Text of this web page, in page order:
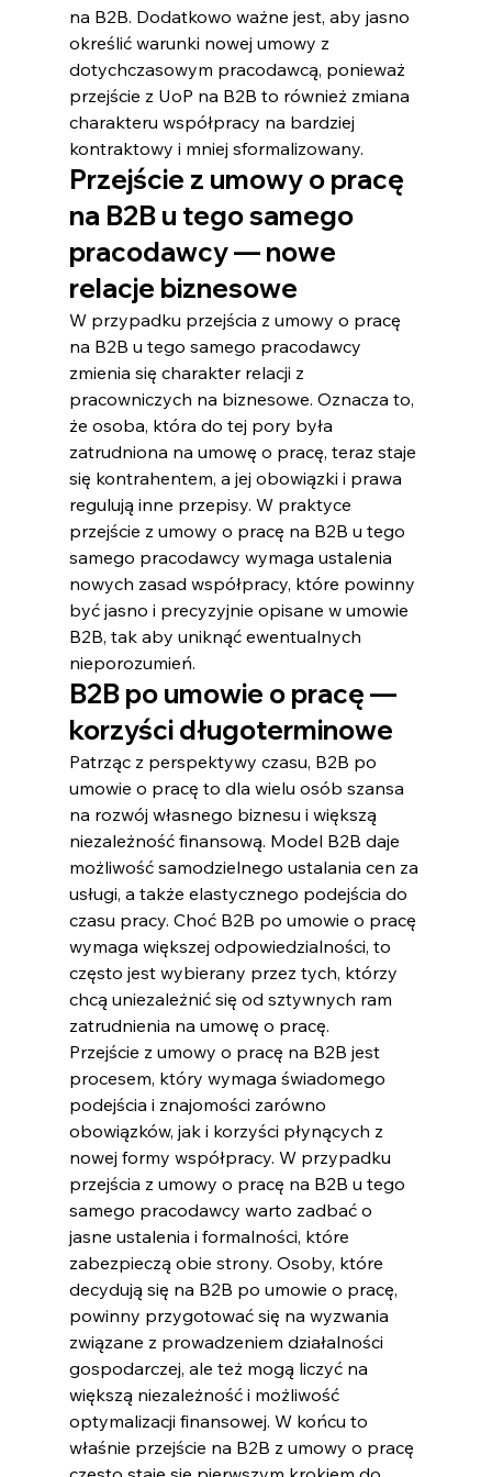
na B2B. Dodatkowo ważne jest, aby jasno
określić warunki nowej umowy z
dotychczasowym pracodawcą, ponieważ
przejście z UoP na B2B to również zmiana
charakteru współpracy na bardziej
kontraktowy i mniej sformalizowany.
Przejście z umowy o pracę
na B2B u tego samego
pracodawcy — nowe
relacje biznesowe
W przypadku przejścia z umowy o pracę
na B2B u tego samego pracodawcy
zmienia się charakter relacji z
pracowniczych na biznesowe. Oznacza to,
że osoba, która do tej pory była
zatrudniona na umowę o pracę, teraz staje
się kontrahentem, a jej obowiązki i prawa
regulują inne przepisy. W praktyce
przejście z umowy o pracę na B2B u tego
samego pracodawcy wymaga ustalenia
nowych zasad współpracy, które powinny
być jasno i precyzyjnie opisane w umowie
B2B, tak aby uniknąć ewentualnych
nieporozumień.
B2B po umowie o pracę —
korzyści długoterminowe
Patrząc z perspektywy czasu, B2B po
umowie o pracę to dla wielu osób szansa
na rozwój własnego biznesu i większą
niezależność finansową. Model B2B daje
możliwość samodzielnego ustalania cen za
usługi, a także elastycznego podejścia do
czasu pracy. Choć B2B po umowie o pracę
wymaga większej odpowiedzialności, to
często jest wybierany przez tych, którzy
chcą uniezależnić się od sztywnych ram
zatrudnienia na umowę o pracę.
Przejście z umowy o pracę na B2B jest
procesem, który wymaga świadomego
podejścia i znajomości zarówno
obowiązków, jak i korzyści płynących z
nowej formy współpracy. W przypadku
przejścia z umowy o pracę na B2B u tego
samego pracodawcy warto zadbać o
jasne ustalenia i formalności, które
zabezpieczą obie strony. Osoby, które
decydują się na B2B po umowie o pracę,
powinny przygotować się na wyzwania
związane z prowadzeniem działalności
gospodarczej, ale też mogą liczyć na
większą niezależność i możliwość
optymalizacji finansowej. W końcu to
właśnie przejście na B2B z umowy o pracę